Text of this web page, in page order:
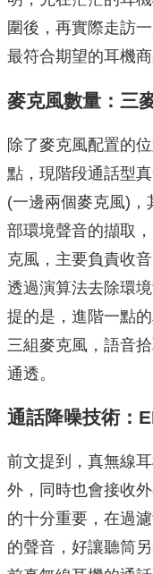
圍後，再實際走訪
最符合期望的耳機
麥克風數量：三
除了麥克風配置的
點，現階段通話型
(一邊兩個麥克風)
部環境聲音的擷取
克風，主要負責收
透過演算法去除環
提的是，進階一點
三組麥克風，語音
通透。
通話降噪技術：
前文提到，真無線
外，同時也會接收
的十分重要，在過
的聲音，好讓聽筒